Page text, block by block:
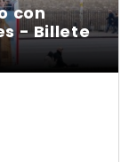
con
- Billete